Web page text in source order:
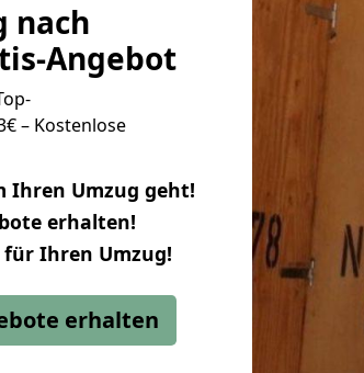
nach
Angebot
– Kostenlose
Ihren Umzug geht!
erhalten!
für Ihren Umzug!
erhalten